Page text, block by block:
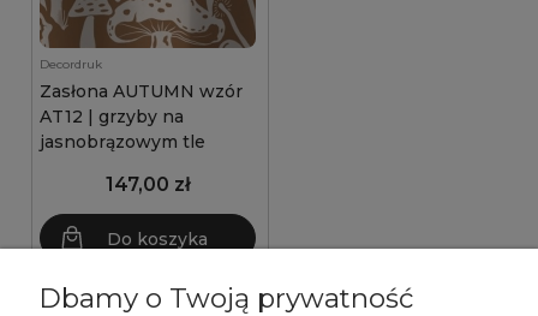
Decordruk
Zasłona AUTUMN wzór
AT12 | grzyby na
jasnobrązowym tle
147,00 zł
Do koszyka
Dbamy o Twoją prywatność